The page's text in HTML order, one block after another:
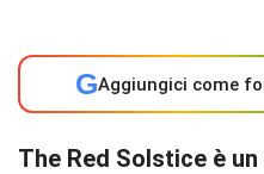
GAggiungici come
The Red Solstice è